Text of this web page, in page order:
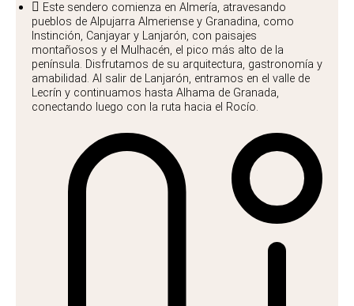
Este sendero comienza en Almería, atravesando
pueblos de Alpujarra Almeriense y Granadina, como
Instinción, Canjayar y Lanjarón, con paisajes
montañosos y el Mulhacén, el pico más alto de la
península. Disfrutamos de su arquitectura, gastronomía y
amabilidad. Al salir de Lanjarón, entramos en el valle de
Lecrín y continuamos hasta Alhama de Granada,
conectando luego con la ruta hacia el Rocío.